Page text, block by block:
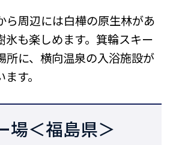
ら周辺には白樺の原生林があ
氷も楽しめます。箕輪スキー
所に、横向温泉の入浴施設が
す。
場＜福島県＞